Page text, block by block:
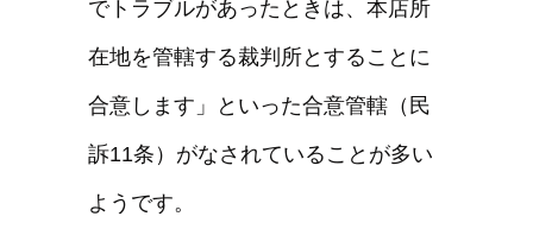
でトラブルがあったときは、本店所
在地を管轄する裁判所とすることに
合意します」といった合意管轄（民
訴11条）がなされていることが多い
ようです。